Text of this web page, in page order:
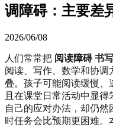
调障碍：主要差
2026/06/08
人们常常把 阅读障碍 书
阅读、写作、数学和协
叠。孩子可能阅读缓慢、
且在课堂日常活动中显
自己的应对办法，却仍
时任务会比预期更困难